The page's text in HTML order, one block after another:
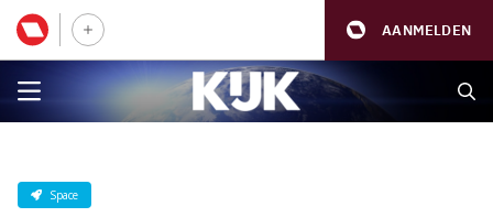
AANMELDEN
Space